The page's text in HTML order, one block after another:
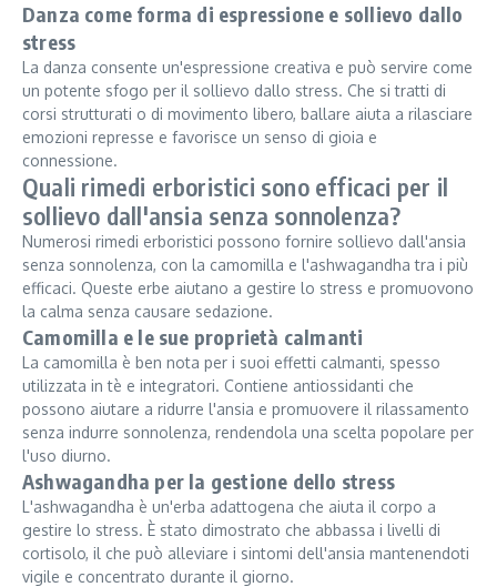
Danza come forma di espressione e sollievo dallo
stress
La danza consente un'espressione creativa e può servire come
un potente sfogo per il sollievo dallo stress. Che si tratti di
corsi strutturati o di movimento libero, ballare aiuta a rilasciare
emozioni represse e favorisce un senso di gioia e
connessione.
Quali rimedi erboristici sono efficaci per il
sollievo dall'ansia senza sonnolenza?
Numerosi rimedi erboristici possono fornire sollievo dall'ansia
senza sonnolenza, con la camomilla e l'ashwagandha tra i più
efficaci. Queste erbe aiutano a gestire lo stress e promuovono
la calma senza causare sedazione.
Camomilla e le sue proprietà calmanti
La camomilla è ben nota per i suoi effetti calmanti, spesso
utilizzata in tè e integratori. Contiene antiossidanti che
possono aiutare a ridurre l'ansia e promuovere il rilassamento
senza indurre sonnolenza, rendendola una scelta popolare per
l'uso diurno.
Ashwagandha per la gestione dello stress
L'ashwagandha è un'erba adattogena che aiuta il corpo a
gestire lo stress. È stato dimostrato che abbassa i livelli di
cortisolo, il che può alleviare i sintomi dell'ansia mantenendoti
vigile e concentrato durante il giorno.